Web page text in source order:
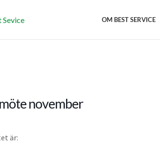
OM BEST SERVICE
november
är: